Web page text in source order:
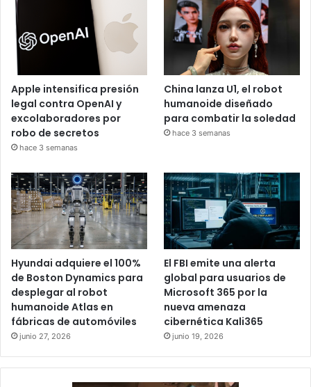
Apple intensifica presión
legal contra OpenAI y
excolaboradores por
robo de secretos
hace 3 semanas
China lanza U1, el robot
humanoide diseñado
para combatir la soledad
hace 3 semanas
Hyundai adquiere el 100%
de Boston Dynamics para
desplegar al robot
humanoide Atlas en
fábricas de automóviles
junio 27, 2026
El FBI emite una alerta
global para usuarios de
Microsoft 365 por la
nueva amenaza
cibernética Kali365
junio 19, 2026